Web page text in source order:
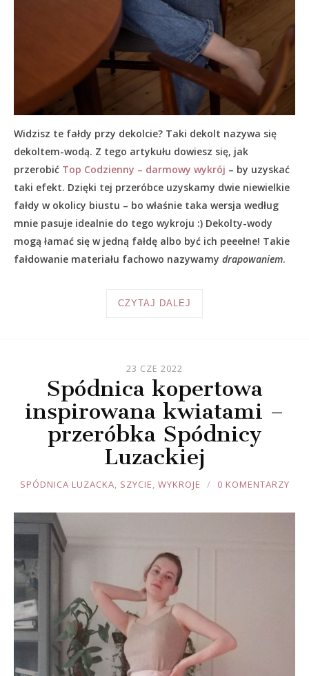
Widzisz te fałdy przy dekolcie? Taki dekolt nazywa się
dekoltem-wodą. Z tego artykułu dowiesz się, jak
przerobić Top Codzienny – darmowy wykrój – by uzyskać
taki efekt. Dzięki tej przeróbce uzyskamy dwie niewielkie
fałdy w okolicy biustu – bo właśnie taka wersja według
mnie pasuje idealnie do tego wykroju :) Dekolty-wody
mogą łamać się w jedną fałdę albo być ich peeełne! Takie
fałdowanie materiału fachowo nazywamy drapowaniem.
CZYTAJ DALEJ
23 CZE 2022
Spódnica kopertowa
inspirowana kwiatami –
przeróbka Spódnicy
Luzackiej
JOULE
SPÓDNICA LUZACKA, SZYCIE, WYKROJE 0 KOMENTARZY